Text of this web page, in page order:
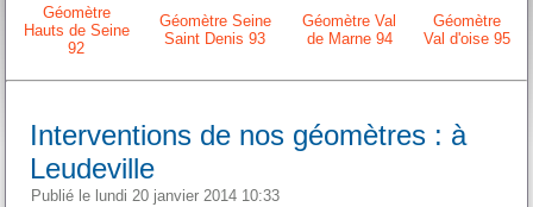
Géomètre
Hauts de Seine
92
Géomètre Seine
Saint Denis 93
Géomètre Val
de Marne 94
Géomètre
Val d'oise 95
Interventions de nos géomètres : à
Leudeville
Publié le lundi 20 janvier 2014 10:33